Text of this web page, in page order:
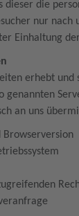
dieser die
nur nach
Einhaltung
erhebt
genannten
an uns
Browserversion